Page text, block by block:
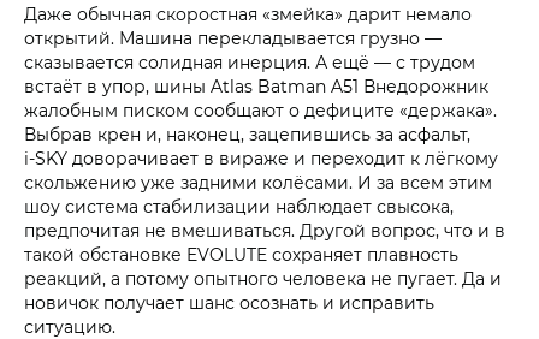
Даже обычная скоростная «змейка» дарит немало
открытий. Машина перекладывается грузно —
сказывается солидная инерция. А ещё — с трудом
встаёт в упор, шины Atlas Batman A51 Внедорожник
жалобным писком сообщают о дефиците «держака».
Выбрав крен и, наконец, зацепившись за асфальт,
i‑SKY доворачивает в вираже и переходит к лёгкому
скольжению уже задними колёсами. И за всем этим
шоу система стабилизации наблюдает свысока,
предпочитая не вмешиваться. Другой вопрос, что и в
такой обстановке EVOLUTE сохраняет плавность
реакций, а потому опытного человека не пугает. Да и
новичок получает шанс осознать и исправить
ситуацию.